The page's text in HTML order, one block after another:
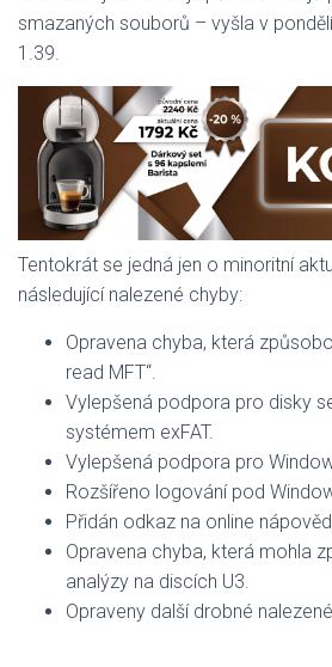
smazaných souborů – vyšla v
1.39.
Tentokrát se jedná jen o minoritní
následující nalezené chyby:
Opravena chyba, která
read MFT“.
Vylepšená podpora pro disky
systémem exFAT.
Vylepšená podpora pro
Rozšířeno logování pod
Přidán odkaz na online
Opravena chyba, která mohla
analýzy na discích U3.
Opraveny další drobné